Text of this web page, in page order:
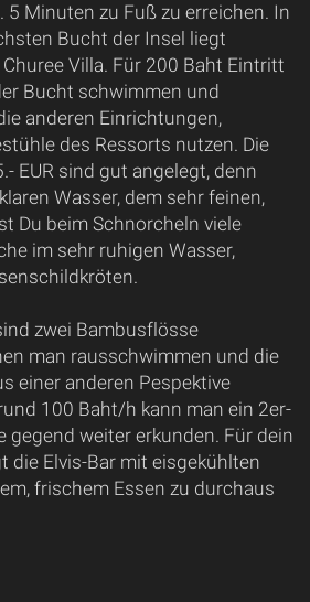
Minuten zu Fuß zu erreichen. In
Bucht der Insel liegt
Villa. Für 200 Baht Eintritt
Bucht schwimmen und
anderen Einrichtungen,
des Ressorts nutzen. Die
EUR sind gut angelegt, denn
Wasser, dem sehr feinen,
Du beim Schnorcheln viele
im sehr ruhigen Wasser,
zwei Bambusflösse
man rausschwimmen und die
einer anderen Pespektive
100 Baht/h kann man ein 2er-
gegend weiter erkunden. Für dein
die Elvis-Bar mit eisgekühlten
frischem Essen zu durchaus